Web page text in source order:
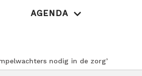
AGENDA
nodig in de zorg’